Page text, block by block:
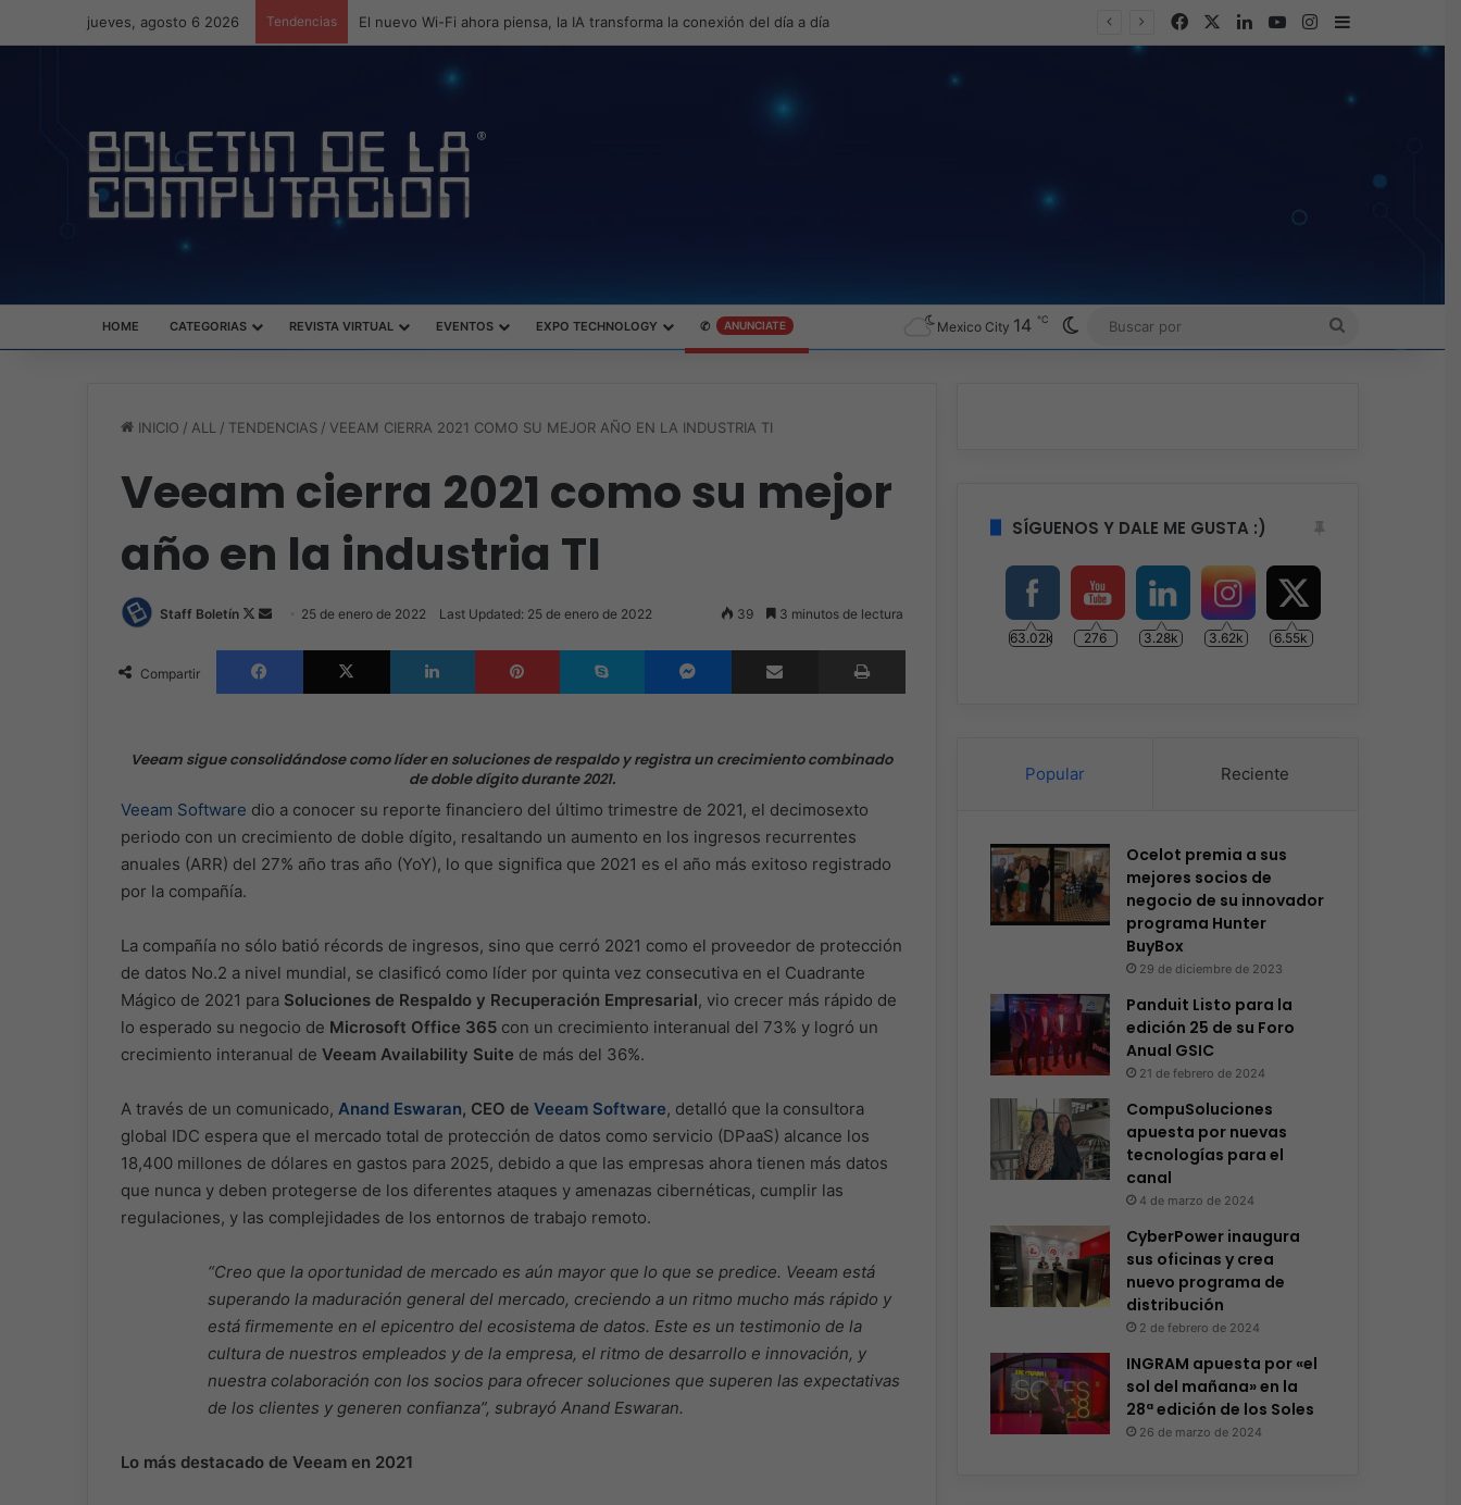
jueves, agosto 6 2026 Tendencias ASUS redefine la productividad y el gaming con la experiencia Duo FacebookLinkedInYouTubeInstagram
Barra lateral
HOME CATEGORIAS REVISTA VIRTUAL EVENTOS EXPO TECHNOLOGY ✆ ANUNCIATE Mexico City 14 ℃ Switch skin
BUSCAR
INICIO / ALL / TENDENCIAS / VEEAM CIERRA 2021 COMO SU MEJOR AÑO EN LA INDUSTRIA TI
Veeam cierra 2021 como su mejor
año en la industria TI
Staff Boletín
Follow
X
Send 25 de enero de 2022 Last Updated: 25 de enero de 2022 39 3 minutos de lectura
Compartir
Facebook X LinkedIn Pinterest Skype Messenger Compartir por correo electrónico Imprimir
Veeam sigue consolidándose como líder en soluciones de respaldo y registra un crecimiento combinado
de doble dígito durante 2021.
Veeam Software dio a conocer su reporte financiero del último trimestre de 2021, el decimosexto
periodo con un crecimiento de doble dígito, resaltando un aumento en los ingresos recurrentes
anuales (ARR) del 27% año tras año (YoY), lo que significa que 2021 es el año más exitoso registrado
por la compañía.
La compañía no sólo batió récords de ingresos, sino que cerró 2021 como el proveedor de protección
de datos No.2 a nivel mundial, se clasificó como líder por quinta vez consecutiva en el Cuadrante
Mágico de 2021 para Soluciones de Respaldo y Recuperación Empresarial, vio crecer más rápido de
lo esperado su negocio de Microsoft Office 365con un crecimiento interanual del 73% y logró un
crecimiento interanual de Veeam Availability Suite de más del 36%.
A través de un comunicado, Anand Eswaran, CEO de Veeam Software, detalló que la consultora
global IDC espera que el mercado total de protección de datos como servicio (DPaaS) alcance los
18,400 millones de dólares en gastos para 2025, debido a que las empresas ahora tienen más datos
que nunca y deben protegerse de los diferentes ataques y amenazas cibernéticas, cumplir las
regulaciones, y las complejidades de los entornos de trabajo remoto.
“Creo que la oportunidad de mercado es aún mayor que lo que se predice. Veeam está
superando la maduración general del mercado, creciendo a un ritmo mucho más rápido y
está firmemente en el epicentro del ecosistema de datos. Este es un testimonio de la
cultura de nuestros empleados y de la empresa, el ritmo de desarrollo e innovación, y
nuestra colaboración con los socios para ofrecer soluciones que superen las expectativas
de los clientes y generen confianza”, subrayó Anand Eswaran.
Lo más destacado de Veeam en 2021
SÍGUENOS Y DALE ME GUSTA :)
63.02k 276 3.28k 3.62k 6.55k
Popular Reciente
Ocelot premia a sus
mejores socios de
negocio de su innovador
programa Hunter
BuyBox
29 de diciembre de 2023
Panduit Listo para la
edición 25 de su Foro
Anual GSIC
21 de febrero de 2024
CompuSoluciones
apuesta por nuevas
tecnologías para el
canal
4 de marzo de 2024
CyberPower inaugura
sus oficinas y crea
nuevo programa de
distribución
2 de febrero de 2024
INGRAM apuesta por «el
sol del mañana» en la
28ª edición de los Soles
26 de marzo de 2024